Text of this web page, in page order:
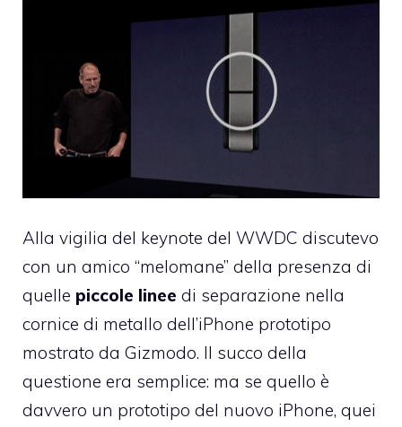
Alla vigilia del keynote del WWDC discutevo
con un amico “melomane” della presenza di
quelle piccole linee di separazione nella
cornice di metallo dell’iPhone prototipo
mostrato da Gizmodo. Il succo della
questione era semplice: ma se quello è
davvero un prototipo del nuovo iPhone, quei